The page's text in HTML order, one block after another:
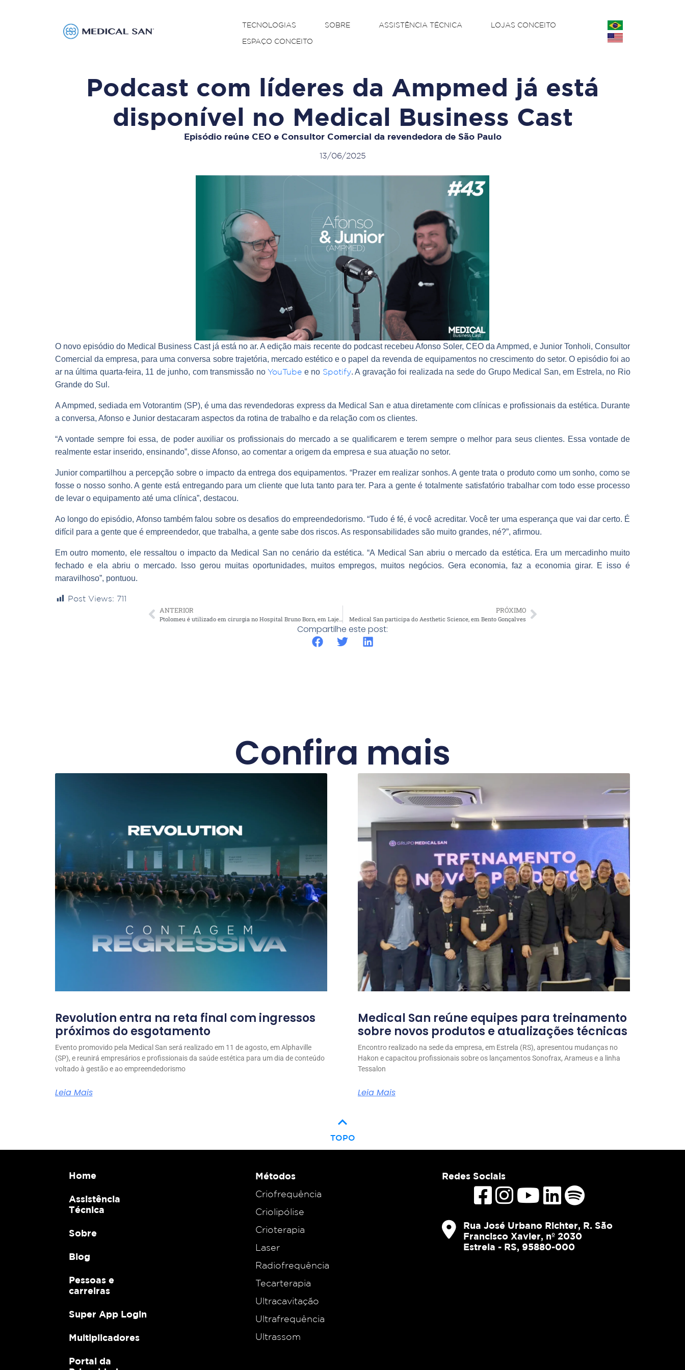
TECNOLOGIAS SOBRE ASSISTÊNCIA TÉCNICA LOJAS CONCEITO
ESPAÇO CONCEITO
Podcast com líderes da Ampmed já está
disponível no Medical Business Cast
Episódio reúne CEO e Consultor Comercial da revendedora de São Paulo
13/06/2025
O novo episódio do Medical Business Cast já está no ar. A edição mais recente do podcast recebeu Afonso Soler, CEO da Ampmed, e Junior Tonholi, Consultor
Comercial da empresa, para uma conversa sobre trajetória, mercado estético e o papel da revenda de equipamentos no crescimento do setor. O episódio foi ao
ar na última quarta-feira, 11 de junho, com transmissão noYouTube e no Spotify. A gravação foi realizada na sede do Grupo Medical San, em Estrela, no Rio
Grande do Sul.
A Ampmed, sediada em Votorantim (SP), é uma das revendedoras express da Medical San e atua diretamente com clínicas e profissionais da estética. Durante
a conversa, Afonso e Junior destacaram aspectos da rotina de trabalho e da relação com os clientes.
“A vontade sempre foi essa, de poder auxiliar os profissionais do mercado a se qualificarem e terem sempre o melhor para seus clientes. Essa vontade de
realmente estar inserido, ensinando”, disse Afonso, ao comentar a origem da empresa e sua atuação no setor.
Junior compartilhou a percepção sobre o impacto da entrega dos equipamentos. “Prazer em realizar sonhos. A gente trata o produto como um sonho, como se
fosse o nosso sonho. A gente está entregando para um cliente que luta tanto para ter. Para a gente é totalmente satisfatório trabalhar com todo esse processo
de levar o equipamento até uma clínica”, destacou.
Ao longo do episódio, Afonso também falou sobre os desafios do empreendedorismo. “Tudo é fé, é você acreditar. Você ter uma esperança que vai dar certo. É
difícil para a gente que é empreendedor, que trabalha, a gente sabe dos riscos. As responsabilidades são muito grandes, né?”, afirmou.
Em outro momento, ele ressaltou o impacto da Medical San no cenário da estética. “A Medical San abriu o mercado da estética. Era um mercadinho muito
fechado e ela abriu o mercado. Isso gerou muitas oportunidades, muitos empregos, muitos negócios. Gera economia, faz a economia girar. E isso é
maravilhoso”, pontuou.
Post Views: 711
ANTERIOR
Ptolomeu é utilizado em cirurgia no Hospital Bruno Born, em Lajeado
PRÓXIMO
Medical San participa do Aesthetic Science, em Bento Gonçalves
Compartilhe este post:
Confira mais
Revolution entra na reta final com ingressos
próximos do esgotamento
Evento promovido pela Medical San será realizado em 11 de agosto, em Alphaville
(SP), e reunirá empresários e profissionais da saúde estética para um dia de conteúdo
voltado à gestão e ao empreendedorismo
Leia Mais
Medical San reúne equipes para treinamento
sobre novos produtos e atualizações técnicas
Encontro realizado na sede da empresa, em Estrela (RS), apresentou mudanças no
Hakon e capacitou profissionais sobre os lançamentos Sonofrax, Arameus e a linha
Tessalon
Leia Mais
keyboard_arrow_up
TOPO
Home
Assistência
Técnica
Sobre
Blog
Pessoas e
carreiras
Super App Login
Multiplicadores
Portal da
Métodos
Criofrequência
Criolipólise
Crioterapia
Laser
Radiofrequência
Tecarterapia
Ultracavitação
Ultrafrequência
Ultrassom
Redes Sociais
Rua José Urbano Richter, R. São
Francisco Xavier, nº 2030
Estrela - RS, 95880-000